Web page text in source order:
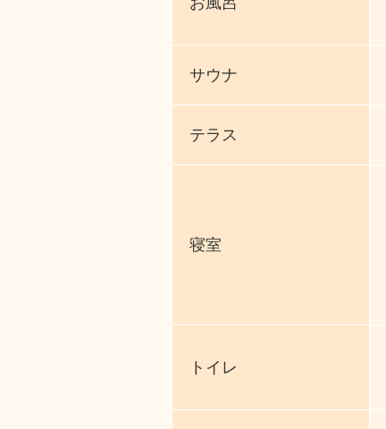
サウナ
テラス
寝室
トイレ